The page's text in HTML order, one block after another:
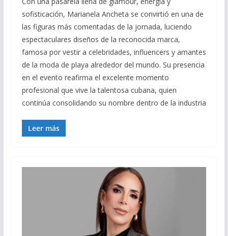
sofisticación, Marianela Ancheta se convirtió en una de
las figuras más comentadas de la jornada, luciendo
espectaculares diseños de la reconocida marca,
famosa por vestir a celebridades, influencers y amantes
de la moda de playa alrededor del mundo. Su presencia
en el evento reafirma el excelente momento
profesional que vive la talentosa cubana, quien
continúa consolidando su nombre dentro de la industria
Leer más